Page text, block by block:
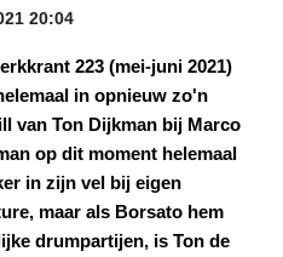
20:04
223 (mei-juni 2021)
in opnieuw zo'n
van Ton Dijkman bij Marco
op dit moment helemaal
in zijn vel bij eigen
maar als Borsato hem
drumpartijen, is Ton de